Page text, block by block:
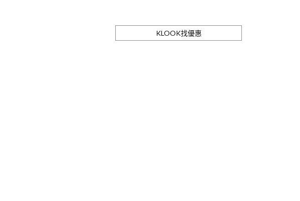
KLOOK找優惠